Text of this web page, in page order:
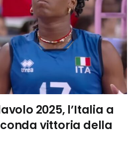
2025, l’Italia a
vittoria della